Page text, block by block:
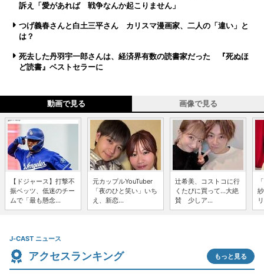
訴え「愛があれば 戦争なんか起こりません」
つげ義春さんと白土三平さん カリスマ漫画家、二人の「違い」と
は？
死去した丹羽宇一郎さんは、経済界有数の読書家だった 『死ぬほ
ど読書』ベストセラーに
動画で見る 画像で見る
【ドジャース】打撃不
振ベッツ、低迷のチー
ムで「最も懸念...
元カップルYouTuber
「夜のひと笑い」いち
え、新恋...
辻希美、コストコに行
くたびに買って...大絶
賛 少しア...
J-CAST ニュース
アクセスランキング もっと見る